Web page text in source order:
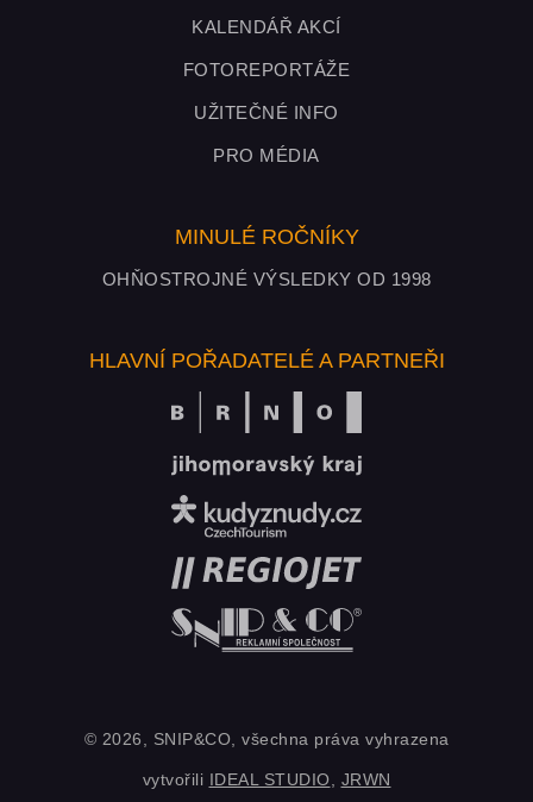
KALENDÁŘ AKCÍ
FOTOREPORTÁŽE
UŽITEČNÉ INFO
PRO MÉDIA
MINULÉ ROČNÍKY
OHŇOSTROJNÉ VÝSLEDKY OD 1998
HLAVNÍ POŘADATELÉ A PARTNEŘI
© 2026, SNIP&CO, všechna práva vyhrazena
vytvořili IDEAL STUDIO JRWN